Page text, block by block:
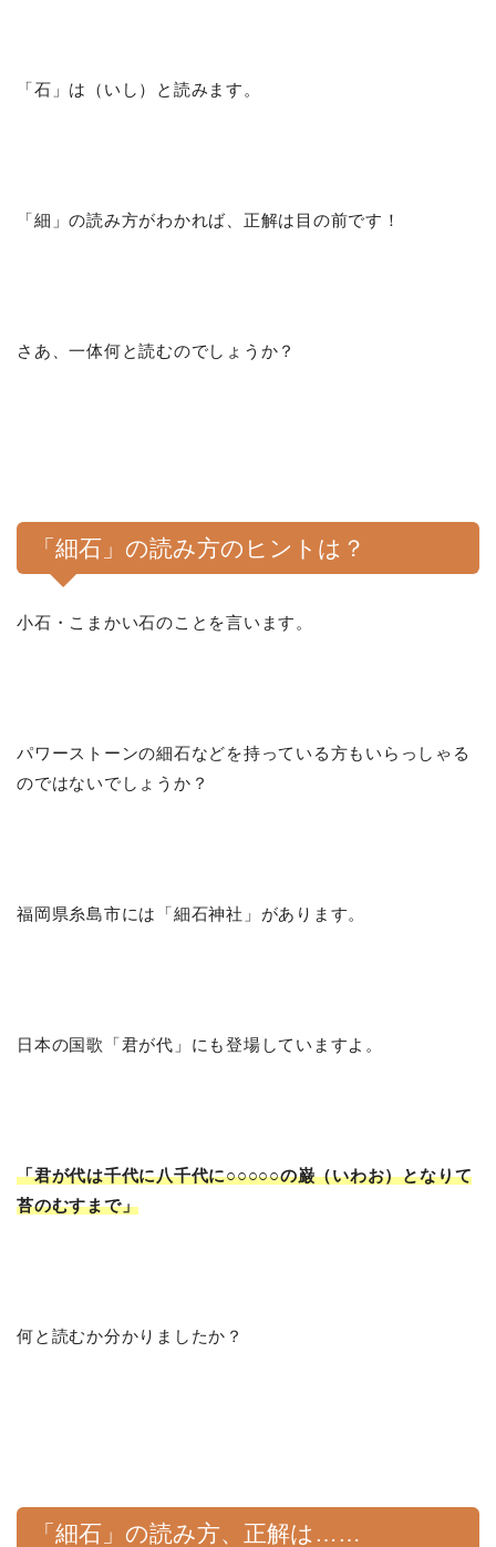
「石」は（いし）と読みます。
「細」の読み方がわかれば、正解は目の前です！
さあ、一体何と読むのでしょうか？
「細石」の読み方のヒントは？
小石・こまかい石のことを言います。
パワーストーンの細石などを持っている方もいらっしゃる
のではないでしょうか？
福岡県糸島市には「細石神社」があります。
日本の国歌「君が代」にも登場していますよ。
「君が代は千代に八千代に○○○○○の巌（いわお）となりて
苔のむすまで」
何と読むか分かりましたか？
「細石」の読み方、正解は……